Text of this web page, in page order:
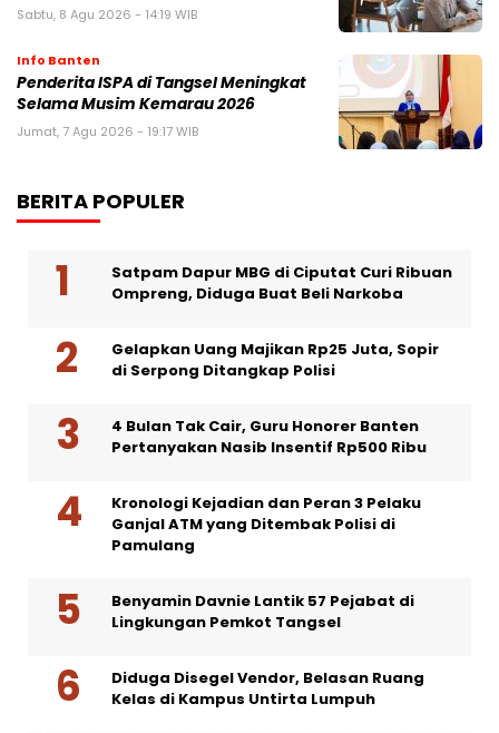
Sabtu, 8 Agu 2026 - 14:19 WIB
Info Banten
Penderita ISPA di Tangsel Meningkat
Selama Musim Kemarau 2026
Jumat, 7 Agu 2026 - 19:17 WIB
BERITA POPULER
Satpam Dapur MBG di Ciputat Curi Ribuan
Ompreng, Diduga Buat Beli Narkoba
Gelapkan Uang Majikan Rp25 Juta, Sopir
di Serpong Ditangkap Polisi
4 Bulan Tak Cair, Guru Honorer Banten
Pertanyakan Nasib Insentif Rp500 Ribu
Kronologi Kejadian dan Peran 3 Pelaku
Ganjal ATM yang Ditembak Polisi di
Pamulang
Benyamin Davnie Lantik 57 Pejabat di
Lingkungan Pemkot Tangsel
Diduga Disegel Vendor, Belasan Ruang
Kelas di Kampus Untirta Lumpuh